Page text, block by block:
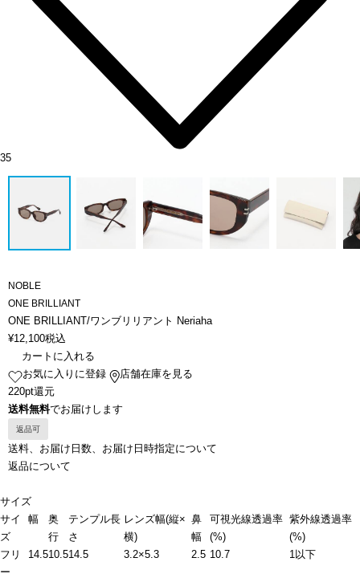
35
NOBLE
ONE BRILLIANT
ONE BRILLIANT/ワンブリリアント Neriaha
¥12,100税込
カートに入れる
お気に入りに登録
店舗在庫を見る
220pt還元
送料無料でお届けします
返品可
送料、お届け日数、お届け日時指定について
返品について
サイズ
サイ
ズ
幅
奥
行
テンプル長
さ
レンズ幅(縦×
横)
鼻
幅
可視光線透過率
(%)
紫外線透過率
(%)
フリ
14.510.514.5 3.2×5.3 2.5 10.7 1以下